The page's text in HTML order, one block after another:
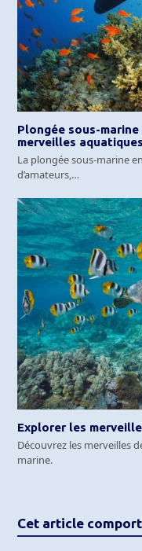
Plongée sous-
merveilles aquatiques
La plongée sous-marine
d’amateurs,…
Explorer les
Découvrez les merveilles
marine.
Cet article